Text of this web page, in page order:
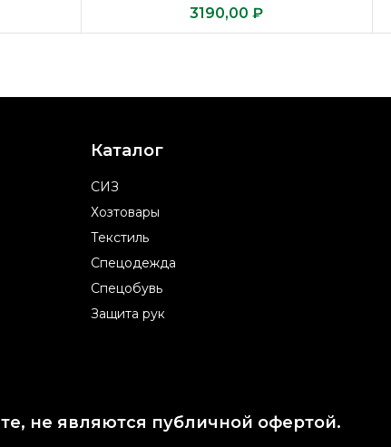
₽
Каталог
СИЗ
Хозтовары
Текстиль
Спецодежда
Спецобувь
Защита рук
не являются публичной офертой.